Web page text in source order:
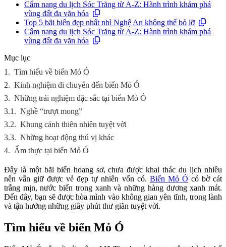
Cẩm nang du lịch Sóc Trăng từ A-Z: Hành trình khám phá
vùng đất đa văn hóa
Top 5 bãi biển đẹp nhất nhì Nghệ An không thể bỏ lỡ
Cẩm nang du lịch Sóc Trăng từ A-Z: Hành trình khám phá
vùng đất đa văn hóa
Mục lục
1. Tìm hiểu về biển Mỏ Ó
2. Kinh nghiệm di chuyển đến biển Mỏ Ó
3. Những trải nghiệm đặc sắc tại biển Mỏ Ó
3.1. Nghề “trượt mong”
3.2. Khung cảnh thiên nhiên tuyệt vời
3.3. Những hoạt động thú vị khác
4. Ẩm thực tại biển Mỏ Ó
Đây là một bãi biển hoang sơ, chưa được khai thác du lịch nhiều
nên vẫn giữ được vẻ đẹp tự nhiên vốn có. Biển Mỏ Ó có bờ cát
trắng mịn, nước biển trong xanh và những hàng dương xanh mát.
Đến đây, bạn sẽ được hòa mình vào không gian yên tĩnh, trong lành
và tận hưởng những giây phút thư giãn tuyệt vời.
Tìm hiểu về biển Mỏ Ó